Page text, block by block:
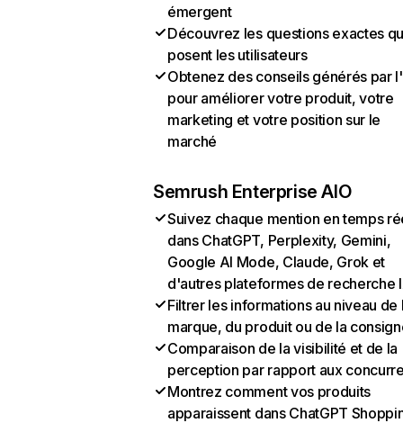
émergent
Découvrez les questions exactes
posent les utilisateurs
Obtenez des conseils générés par
pour améliorer votre produit, votre
marketing et votre position sur le
marché
Semrush Enterprise AIO
Suivez chaque mention en temps
dans ChatGPT, Perplexity, Gemini,
Google AI Mode, Claude, Grok et
d'autres plateformes de recherche
Filtrer les informations au niveau de
marque, du produit ou de la
Comparaison de la visibilité et de la
perception par rapport aux
Montrez comment vos produits
apparaissent dans ChatGPT